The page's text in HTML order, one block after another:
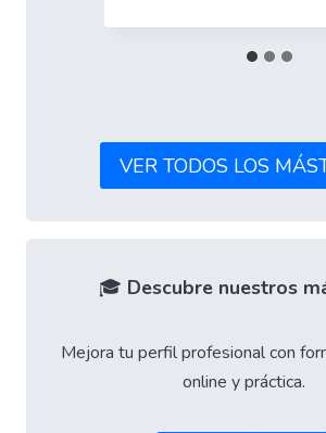
VER TODOS LOS
🎓 Descubre nuestros
Mejora tu perfil profesional con
online y práctica.